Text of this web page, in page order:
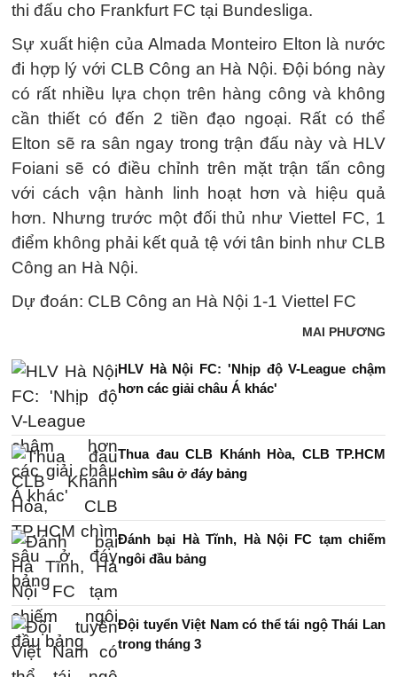
thi đấu cho Frankfurt FC tại Bundesliga.
Sự xuất hiện của Almada Monteiro Elton là nước
đi hợp lý với CLB Công an Hà Nội. Đội bóng này
có rất nhiều lựa chọn trên hàng công và không
cần thiết có đến 2 tiền đạo ngoại. Rất có thể
Elton sẽ ra sân ngay trong trận đấu này và HLV
Foiani sẽ có điều chỉnh trên mặt trận tấn công
với cách vận hành linh hoạt hơn và hiệu quả
hơn. Nhưng trước một đối thủ như Viettel FC, 1
điểm không phải kết quả tệ với tân binh như CLB
Công an Hà Nội.
Dự đoán: CLB Công an Hà Nội 1-1 Viettel FC
MAI PHƯƠNG
HLV Hà Nội FC: 'Nhịp độ V-League chậm
hơn các giải châu Á khác'
Thua đau CLB Khánh Hòa, CLB TP.HCM
chìm sâu ở đáy bảng
Đánh bại Hà Tĩnh, Hà Nội FC tạm chiếm
ngôi đầu bảng
Đội tuyển Việt Nam có thể tái ngộ Thái Lan
trong tháng 3